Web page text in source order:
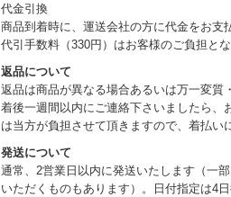
代金引換
商品到着時に、運送会社の方に代金をお支
代引手数料（330円）はお客様のご負担とな
返品について
返品は商品が異なる場合あるいは万一変質
着後一週間以内にご連絡下さいましたら、
は当方が負担させて頂きますので、着払い
発送について
通常、2営業日以内に発送いたします（一
いただくものもあります）。日付指定は4